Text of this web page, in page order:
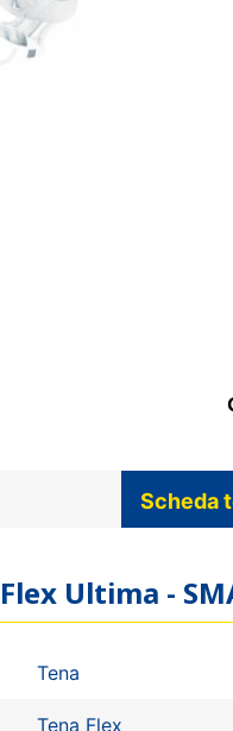
Scheda
Ultima -
Tena
Tena Flex